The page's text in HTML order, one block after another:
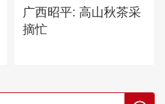
广西昭平: 高山秋茶采
摘忙